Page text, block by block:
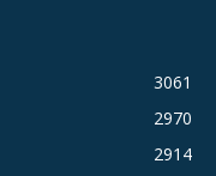
3061
2970
2914